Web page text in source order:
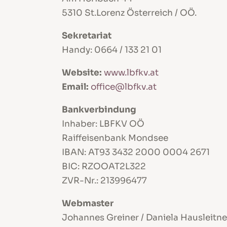
5310 St.Lorenz Österreich / OÖ.
Sekretariat
Handy: 0664 / 133 21 01
Website: www.lbfkv.at
Email: office@lbfkv.at
Bankverbindung
Inhaber: LBFKV OÖ
Raiffeisenbank Mondsee
IBAN: AT93 3432 2000 0004 2671
BIC: RZOOAT2L322
ZVR-Nr.: 213996477
Webmaster
Johannes Greiner / Daniela